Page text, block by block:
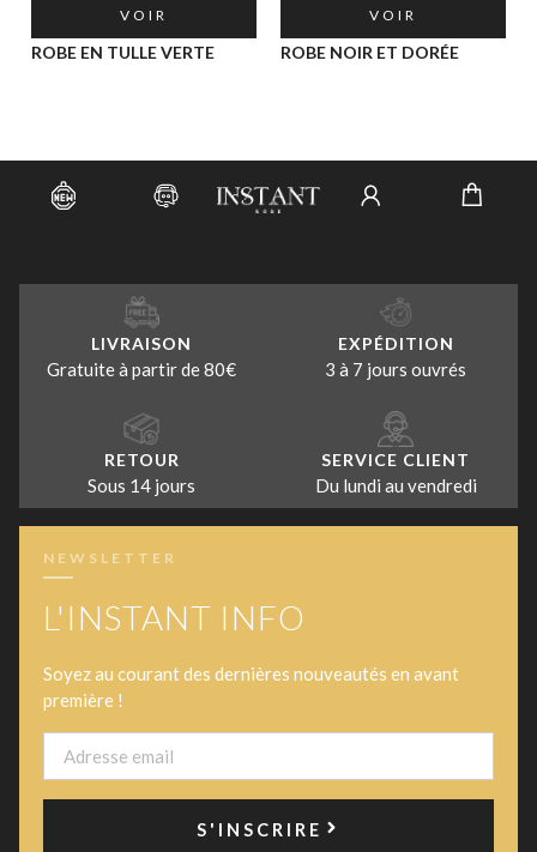
VOIR
ROBE EN TULLE VERTE
VOIR
ROBE NOIR ET DORÉE
LIVRAISON
Gratuite à partir de 80€
EXPÉDITION
3 à 7 jours ouvrés
RETOUR
Sous 14 jours
SERVICE CLIENT
Du lundi au vendredi
NEWSLETTER
L'INSTANT INFO
Soyez au courant des dernières nouveautés en avant
première !
S'INSCRIRE